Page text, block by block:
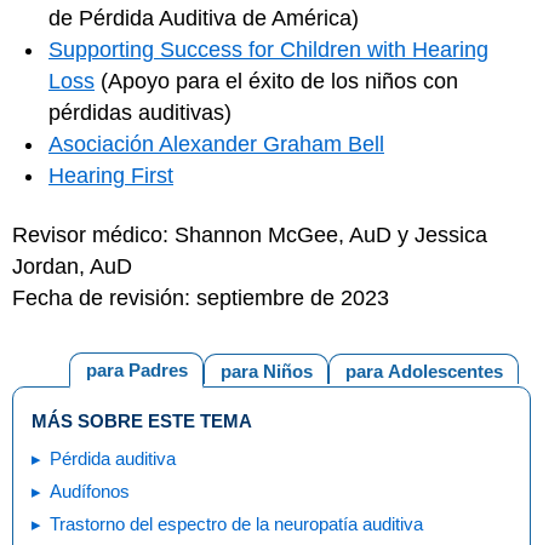
de Pérdida Auditiva de América)
Supporting Success for Children with Hearing
Loss (Apoyo para el éxito de los niños con
pérdidas auditivas)
Asociación Alexander Graham Bell
Hearing First
Revisor médico: Shannon McGee, AuD y Jessica
Jordan, AuD
Fecha de revisión: septiembre de 2023
para Adolescentes
para Niños
para Padres
MÁS SOBRE ESTE TEMA
Pérdida auditiva
Audífonos
Trastorno del espectro de la neuropatía auditiva